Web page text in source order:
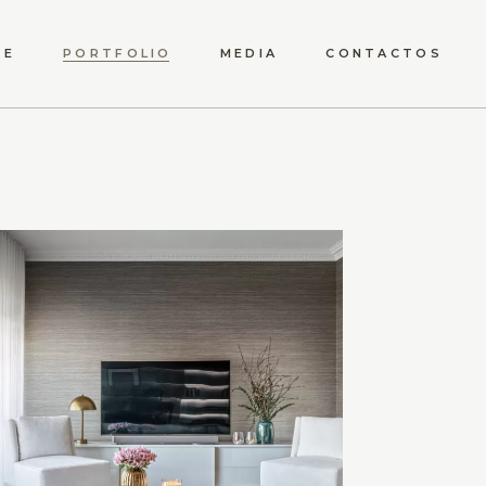
PORTFOLIO MEDIA CONTACTOS